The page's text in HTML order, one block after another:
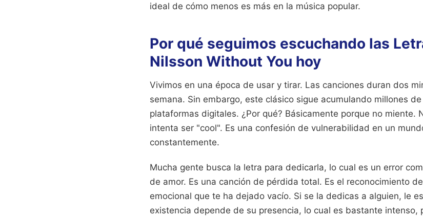
ideal de cómo menos es más en la música popular.
Por qué seguimos escuchando las
Nilsson Without You hoy
Vivimos en una época de usar y tirar. Las canciones duran dos
semana. Sin embargo, este clásico sigue acumulando millones
plataformas digitales. ¿Por qué? Básicamente porque no miente.
intenta ser "cool". Es una confesión de vulnerabilidad en un
constantemente.
Mucha gente busca la letra para dedicarla, lo cual es un error
de amor. Es una canción de pérdida total. Es el reconocimiento
emocional que te ha dejado vacío. Si se la dedicas a alguien, le
existencia depende de su presencia, lo cual es bastante intenso,